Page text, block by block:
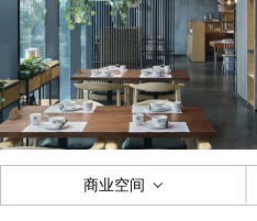
商业空间